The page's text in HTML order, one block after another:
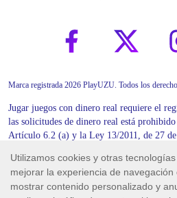
Marca registrada 2026 PlayUZU. Todos los
Jugar juegos con dinero real requiere el
las solicitudes de dinero real está
Artículo 6.2 (a) y la Ley 13/2011, de 27
Skill On Net S.A., con domicilio en Calle
Melilla (España), está autorizada y